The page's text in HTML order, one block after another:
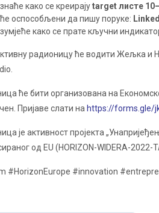
како се креирајуtarget листе
оспособљени да пишу поруке:
како се прате кључни
радионицу ће водити Жељка и
ће бити организована на
Пријаве слати на https://forms.gle/
је активност пројекта
од EU (HORIZON-WIDERA-2022-
#HorizonEurope #innovation